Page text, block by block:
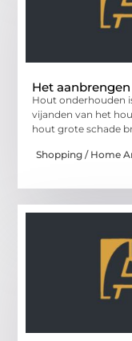
Het
Hout onderhouden
vijanden van het
hout grote schade
Shopping / Home